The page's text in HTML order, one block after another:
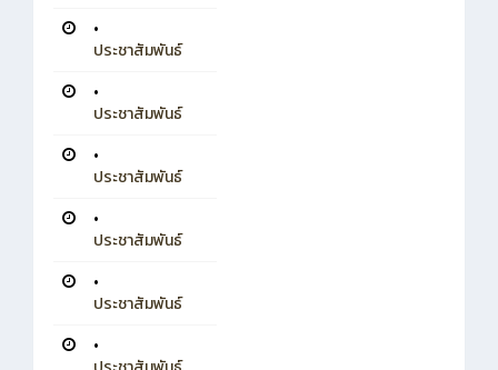
•
ประชาสัมพันธ์
•
ประชาสัมพันธ์
•
ประชาสัมพันธ์
•
ประชาสัมพันธ์
•
ประชาสัมพันธ์
•